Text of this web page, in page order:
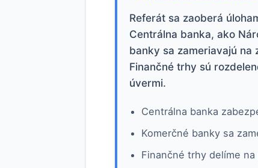
Referát sa zaoberá
Centrálna banka, ako
banky sa zameriavajú
Finančné trhy sú
úvermi.
Centrálna banka
Komerčné banky sa
Finančné trhy delíme